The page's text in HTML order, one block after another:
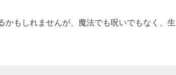
かもしれませんが、魔法でも呪いでもなく、生